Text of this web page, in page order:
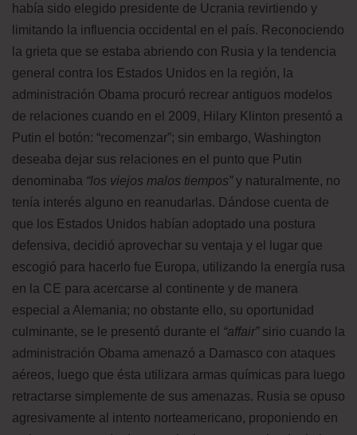
había sido elegido presidente de Ucrania revirtiendo y
limitando la influencia occidental en el país. Reconociendo
la grieta que se estaba abriendo con Rusia y la tendencia
general contra los Estados Unidos en la región, la
administración Obama procuró recrear antiguos modelos
de relaciones cuando en el 2009, Hilary Klinton presentó a
Putin el botón: “recomenzar”; sin embargo, Washington
deseaba dejar sus relaciones en el punto que Putin
denominaba “los viejos malos tiempos”y naturalmente, no
tenía interés alguno en reanudarlas. Dándose cuenta de
que los Estados Unidos habían adoptado una postura
defensiva, decidió aprovechar su ventaja y el lugar que
escogió para hacerlo fue Europa, utilizando la energía rusa
en la CE para acercarse al continente y de manera
especial a Alemania; no obstante ello, su oportunidad
culminante, se le presentó durante el “affair”sirio cuando la
administración Obama amenazó a Damasco con ataques
aéreos, luego que ésta utilizara armas químicas para luego
retractarse simplemente de sus amenazas. Rusia se opuso
agresivamente al intento norteamericano, proponiendo en